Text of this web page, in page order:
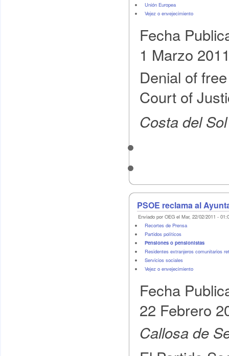
Unión Europea
Vejez o envejecimiento
Fecha
1 Marzo
Denial of
Court of
Costa del
PSOE reclama al
Enviado por OEG el Mar, 22/02/2011 -
Recortes de Prensa
Partidos políticos
Pensiones o pensionistas
Residentes extranjeros comunitarios
Servicios sociales
Vejez o envejecimiento
Fecha
22 Febrero
Callosa de